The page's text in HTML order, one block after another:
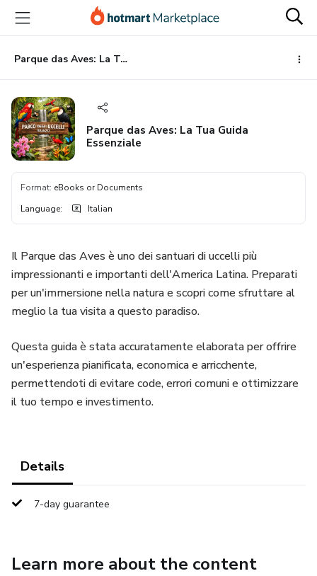
main
content
Parque das Aves: La Tua Guida Essenziale
Parque das Aves: La Tua Guida
Essenziale
Format: eBooks or Documents
Language: Italian
Il Parque das Aves è uno dei santuari di uccelli più
impressionanti e importanti dell'America Latina. Preparati
per un'immersione nella natura e scopri come sfruttare al
meglio la tua visita a questo paradiso.
Questa guida è stata accuratamente elaborata per offrire
un'esperienza pianificata, economica e arricchente,
permettendoti di evitare code, errori comuni e ottimizzare
il tuo tempo e investimento.
Details
7-day guarantee
Learn more about the content